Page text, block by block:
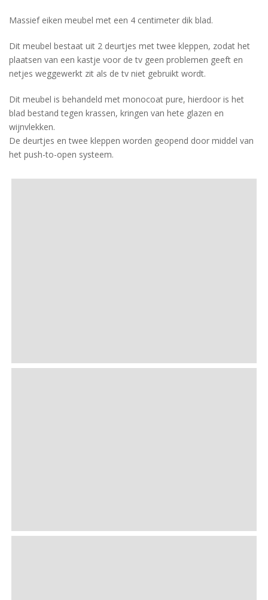
Massief eiken meubel met een 4 centimeter dik blad.
Dit meubel bestaat uit 2 deurtjes met twee kleppen, zodat het
plaatsen van een kastje voor de tv geen problemen geeft en
netjes weggewerkt zit als de tv niet gebruikt wordt.
Dit meubel is behandeld met monocoat pure, hierdoor is het
blad bestand tegen krassen, kringen van hete glazen en
wijnvlekken.
De deurtjes en twee kleppen worden geopend door middel van
het push-to-open systeem.